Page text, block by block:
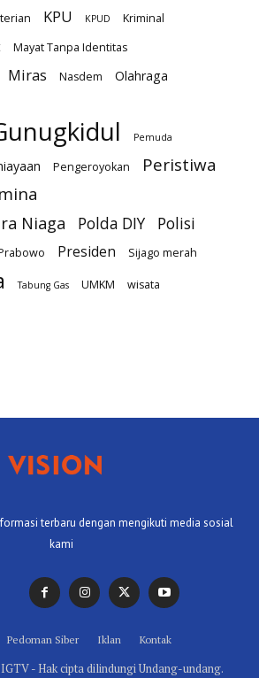
KPU KPUD
Kriminal
Mayat Tanpa Identitas
Miras Nasdem Olahraga
Pemuda
Pengeroyokan Peristiwa
Niaga Polda DIY
Polisi
Presiden Sijago merah
Tabung Gas UMKM wisata
terbaru dengan mengikuti media sosial
kami
Pedoman Siber Iklan Kontak
- Hak cipta dilindungi Undang-undang.